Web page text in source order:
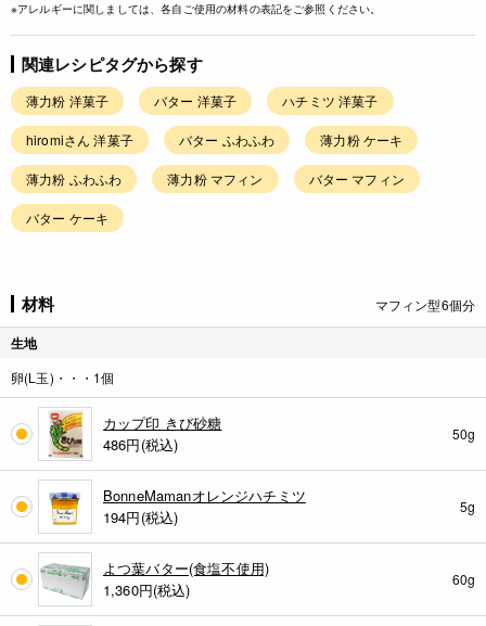
※アレルギーに関しましては、各自ご使用の材料の表記をご参照ください。
関連レシピタグから探す
薄力粉 洋菓子 バター 洋菓子 ハチミツ 洋菓子
hiromiさん 洋菓子 バター ふわふわ 薄力粉 ケーキ
薄力粉 ふわふわ 薄力粉 マフィン バター マフィン
バター ケーキ
材料 マフィン型6個分
生地
卵(L玉)・・・1個
カップ印 きび砂糖
486円(税込)
50g
BonneMamanオレンジハチミツ
194円(税込)
5g
よつ葉バター(食塩不使用)
1,360円(税込)
60g